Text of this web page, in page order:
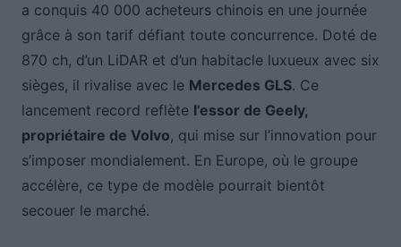
a conquis 40 000 acheteurs chinois en une journée
grâce à son tarif défiant toute concurrence. Doté de
870 ch, d’un LiDAR et d’un habitacle luxueux avec six
sièges, il rivalise avec le Mercedes GLS. Ce
lancement record reflète l’essor de Geely,
propriétaire de Volvo, qui mise sur l’innovation pour
s’imposer mondialement. En Europe, où le groupe
accélère, ce type de modèle pourrait bientôt
secouer le marché.